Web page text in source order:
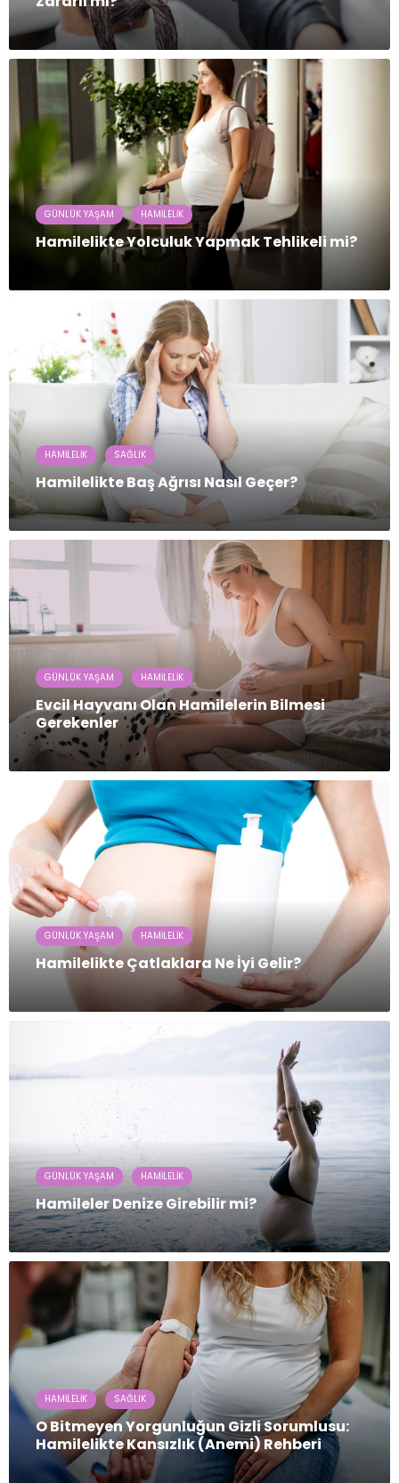
GÜNLÜK YAŞAM HAMILELIK
Hamilelikte Yolculuk Yapmak Tehlikeli mi?
HAMILELIK SAĞLIK
Hamilelikte Baş Ağrısı Nasıl Geçer?
GÜNLÜK YAŞAM HAMILELIK
Evcil Hayvanı Olan Hamilelerin Bilmesi
Gerekenler
GÜNLÜK YAŞAM HAMILELIK
Hamilelikte Çatlaklara Ne İyi Gelir?
GÜNLÜK YAŞAM HAMILELIK
Hamileler Denize Girebilir mi?
HAMILELIK SAĞLIK
O Bitmeyen Yorgunluğun Gizli Sorumlusu:
Hamilelikte Kansızlık (Anemi) Rehberi